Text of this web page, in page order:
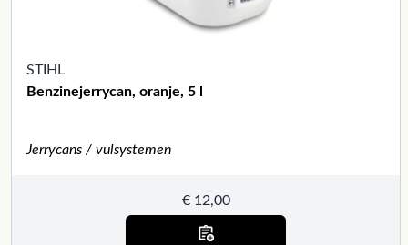
STIHL
Benzinejerrycan, oranje, 5 l
Jerrycans / vulsystemen
€12,00